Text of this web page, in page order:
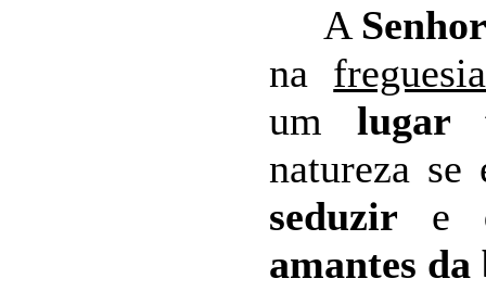
A
na
um lugar
natureza
seduzir e
amantes da